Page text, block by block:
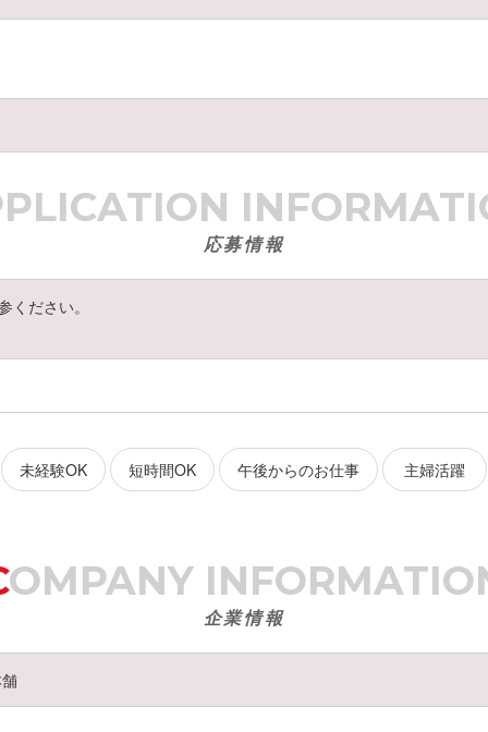
応募情報
ください。
未経験OK 短時間OK 午後からのお仕事 主婦活躍
COMPANY
企業情報